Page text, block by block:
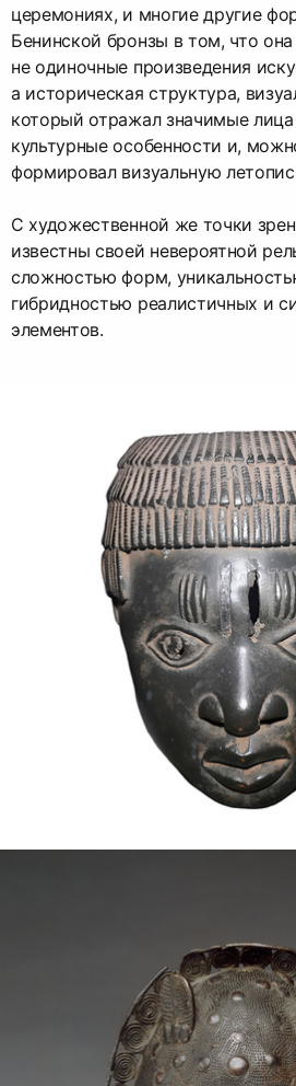
церемониях, и многие другие
Бенинской бронзы в том, что
не одиночные произведения
а историческая структура,
который отражал значимые
культурные особенности и,
формировал визуальную
С художественной же точки
известны своей невероятной
сложностью форм,
гибридностью реалистичных и
элементов.